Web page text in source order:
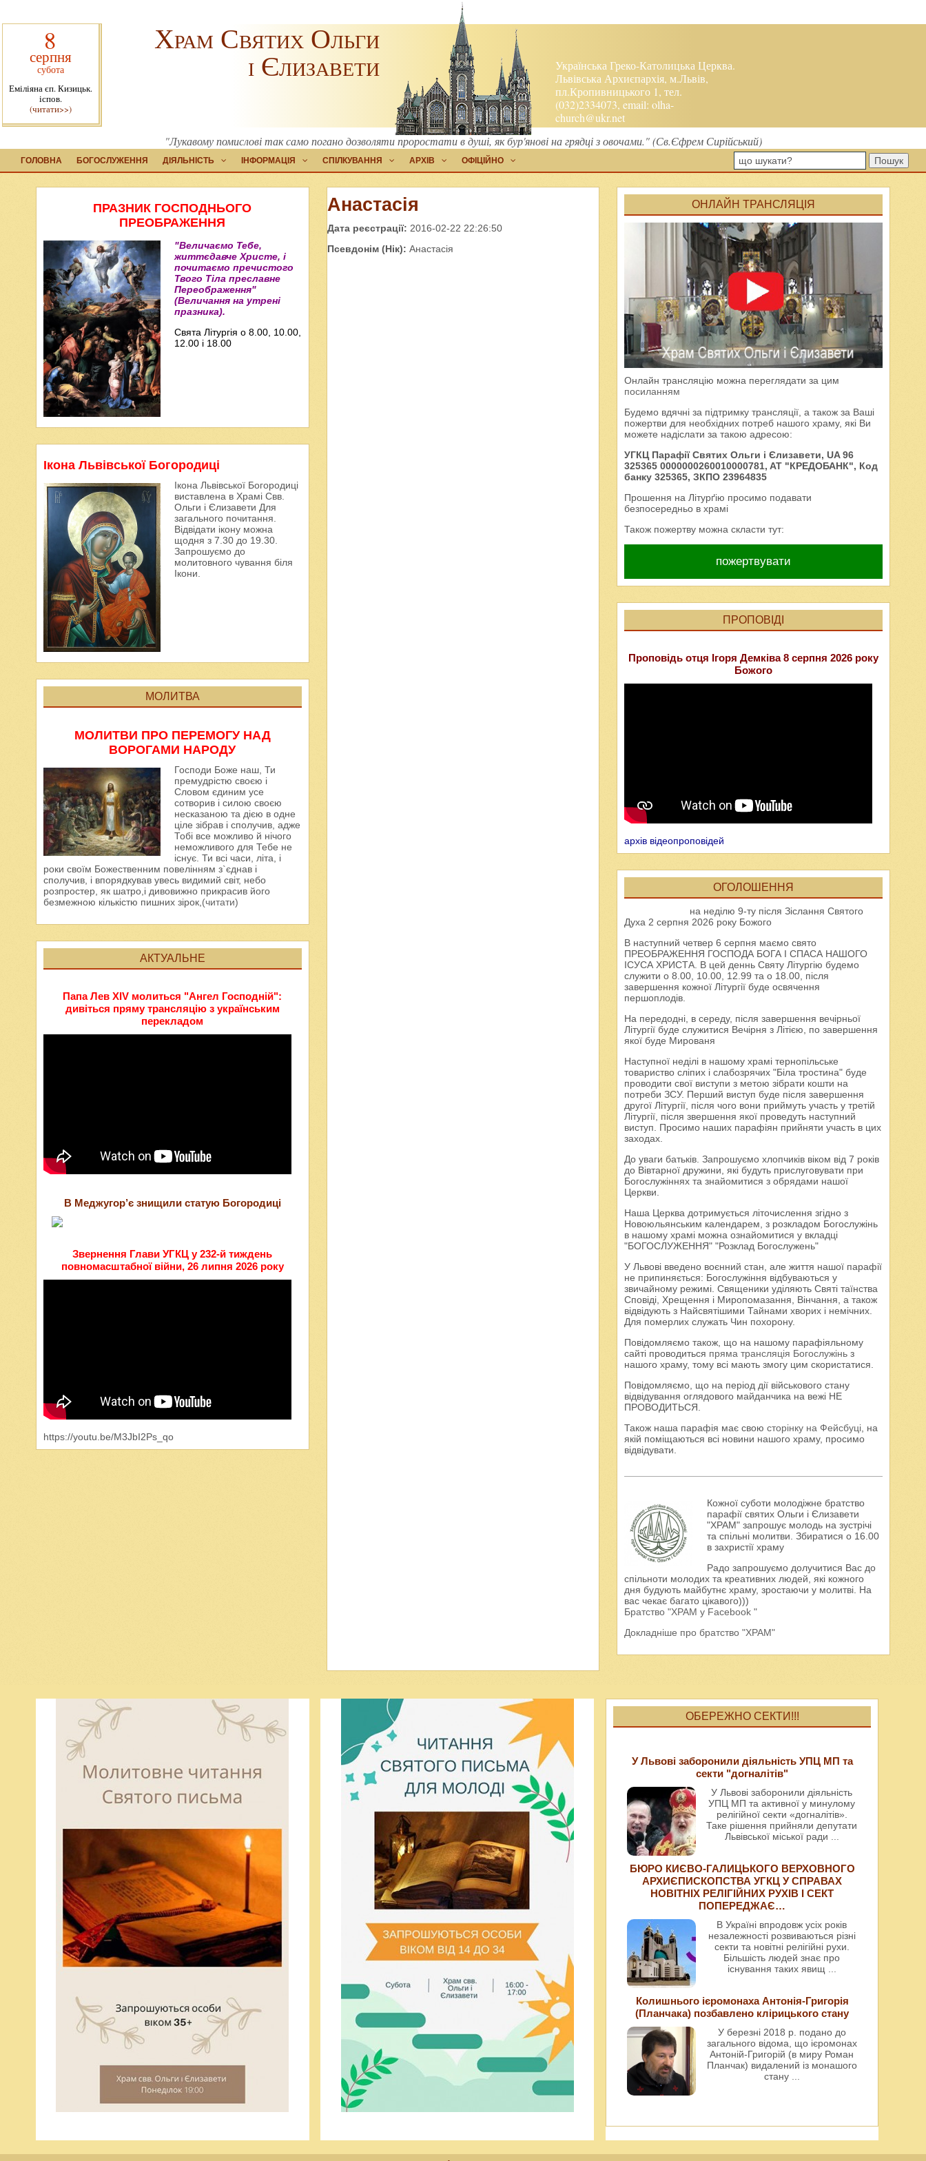
8
серпня
субота
Еміліяна єп. Кизицьк.
іспов.
(читати>>)
Українська Греко-Католицька Церква.
Львівська Архиєпархія, м.Львів,
пл.Кропивницького 1, тел.
(032)2334073, email:olha-
church@ukr.net
Храм Святих Ольги
і Єлизавети
"Лукавому помислові так само погано дозволяти проростати в душі, як бур'янові на грядці з овочами." (Св.Єфрем Сирійський)
ГОЛОВНА БОГОСЛУЖЕННЯ ДІЯЛЬНІСТЬ ІНФОРМАЦІЯ СПІЛКУВАННЯ АРХІВ ОФІЦІЙНО Пошук
ПРАЗНИК ГОСПОДНЬОГО
ПРЕОБРАЖЕННЯ
"Величаємо Тебе,
життєдавче Христе, і
почитаємо пречистого
Твого Тіла преславне
Переображення"
(Величання на утрені
празника).
Свята Літургія о 8.00, 10.00,
12.00 і 18.00
Ікона Львівської Богородиці
Ікона Львівської Богородиці
виставлена в Храмі Свв.
Ольги і Єлизавети Для
загального почитання.
Відвідати ікону можна
щодня з 7.30 до 19.30.
Запрошуємо до
молитовного чування біля
Ікони.
МОЛИТВА
МОЛИТВИ ПРО ПЕРЕМОГУ НАД
ВОРОГАМИ НАРОДУ
Господи Боже наш, Ти
премудрістю своєю і
Словом єдиним усе
сотворив і силою своєю
несказаною та дією в одне
ціле зібрав і сполучив, адже
Тобі все можливо й нічого
неможливого для Тебе не
існує. Ти всі часи, літа, і
роки своїм Божественним повелінням з`єднав і
сполучив, і впорядкував увесь видимий світ, небо
розпростер, як шатро,і дивовижно прикрасив його
безмежною кількістю пишних зірок, (читати)
АКТУАЛЬНЕ
Папа Лев XIV молиться "Ангел Господній":
дивіться пряму трансляцію з українським
перекладом
В Меджугор’є знищили статую Богородиці
Звернення Глави УГКЦ у 232-й тиждень
повномасштабної війни, 26 липня 2026 року
https://youtu.be/M3JbI2Ps_qo
Анастасія
Дата реєстрації: 2016-02-22 22:26:50
Псевдонім (Нік): Анастасія
ОНЛАЙН ТРАНСЛЯЦІЯ
Онлайн трансляцію можна переглядати за цим
посиланням
Будемо вдячні за підтримку трансляції, а також за Ваші
пожертви для необхідних потреб нашого храму, які Ви
можете надіслати за такою адресою:
УГКЦ Парафії Святих Ольги і Єлизавети, UA 96
325365 0000000260010000781, AT "КРЕДОБАНК", Код
банку 325365, ЗКПО 23964835
Прошення на Літурґію просимо подавати
безпосередньо в храмі
Також пожертву можна скласти тут:
пожертвувати
ПРОПОВІДІ
Проповідь отця Ігоря Демківа 8 серпня 2026 року
Божого
архів відеопроповідей
ОГОЛОШЕННЯ
на неділю 9-ту після Зіслання Святого
Духа 2 серпня 2026 року Божого
В наступний четвер 6 серпня маємо свято
ПРЕОБРАЖЕННЯ ГОСПОДА БОГА І СПАСА НАШОГО
ІСУСА ХРИСТА. В цей деннь Святу Літургію будемо
служити о 8.00, 10.00, 12.99 та о 18.00, після
завершення кожної Літургії буде освячення
першоплодів.
На передодні, в середу, після завершення вечірньої
Літургії буде служитися Вечірня з Літією, по завершення
якої буде Мированя
Наступної неділі в нашому храмі тернопільське
товариство сліпих і слабозрячих "Біла тростина" буде
проводити свої виступи з метою зібрати кошти на
потреби ЗСУ. Перший виступ буде після завершення
другої Літургії, після чого вони приймуть участь у третій
Літургії, після звершення якої проведуть наступний
виступ. Просимо наших парафіян прийняти участь в цих
заходах.
До уваги батьків. Запрошуємо хлопчиків віком від 7 років
до Вівтарної дружини, які будуть прислуговувати при
Богослужіннях та знайомитися з обрядами нашої
Церкви.
Наша Церква дотримується літочислення згідно з
Новоюльянським календарем, з розкладом Богослужінь
в нашому храмі можна ознайомитися у вкладці
"БОГОСЛУЖЕННЯ" "Розклад Богослужень"
У Львові введено воєнний стан, але життя нашої парафії
не припиняється: Богослужіння відбуваються у
звичайному режимі. Священики уділяють Святі таїнства
Сповіді, Хрещення і Миропомазання, Вінчання, а також
відвідують з Найсвятішими Тайнами хворих і немічних.
Для померлих служать Чин похорону.
Повідомляємо також, що на нашому парафіяльному
сайті проводиться пряма трансляція Богослужінь з
нашого храму, тому всі мають змогу цим скористатися.
Повідомляємо, що на період дії військового стану
відвідування оглядового майданчика на вежі НЕ
ПРОВОДИТЬСЯ.
Також наша парафія має своюсторінку на Фейсбуці, на
якій поміщаються всі новини нашого храму, просимо
відвідувати.
Кожної суботи молодіжне братство
парафії святих Ольги і Єлизавети
"ХРАМ" запрошує молодь на зустрічі
та спільні молитви. Збиратися о 16.00
в захристії храму
Радо запрошуємо долучитися Вас до
спільноти молодих та креативних людей, які кожного
дня будують майбутнє храму, зростаючи у молитві. На
вас чекає багато цікавого)))
Братство "ХРАМ у Facebook "
Докладніше про братство "ХРАМ"
ОБЕРЕЖНО СЕКТИ!!!
У Львові заборонили діяльність УПЦ МП та
секти "догналітів"
У Львові заборонили діяльність
УПЦ МП та активної у минулому
релігійної секти «догналітів».
Таке рішення прийняли депутати
Львівської міської ради ...
БЮРО КИЄВО-ГАЛИЦЬКОГО ВЕРХОВНОГО
АРХИЄПИСКОПСТВА УГКЦ У СПРАВАХ
НОВІТНІХ РЕЛІГІЙНИХ РУХІВ І СЕКТ
ПОПЕРЕДЖАЄ…
В Україні впродовж усіх років
незалежності розвиваються різні
секти та новітні релігійні рухи.
Більшість людей знає про
існування таких явищ ...
Колишнього ієромонаха Антонія-Григорія
(Планчака) позбавлено клірицького стану
У березні 2018 р. подано до
загального відома, що ієромонах
Антоній-Григорій (в миру Роман
Планчак) видалений із монашого
стану ...